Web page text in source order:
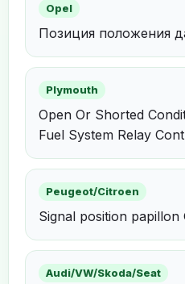
Opel
Позиция положения
Plymouth
Open Or Shorted
Fuel System Relay
Peugeot/Citroen
Signal position papillon
Audi/VW/Skoda/Seat